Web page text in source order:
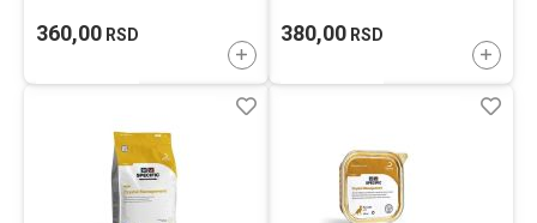
360,00 RSD
DODAJTE U KORPU
380,00 RSD
Lista
Uporedi